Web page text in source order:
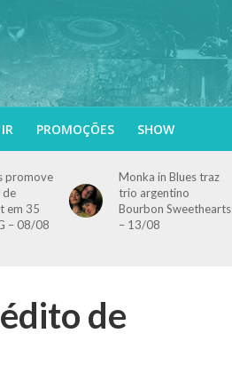
PROMOÇÕES SHOW
promove
de
em 35
– 08/08
Monka in Blues traz
trio argentino
Bourbon Sweethearts
– 13/08
de